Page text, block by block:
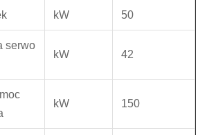
kW 50
serwo
kW 42
kW 150